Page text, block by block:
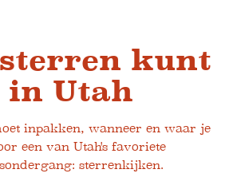
sterren kunt
Utah
inpakken, wanneer en waar je
een van Utah's favoriete
sterrenkijken.